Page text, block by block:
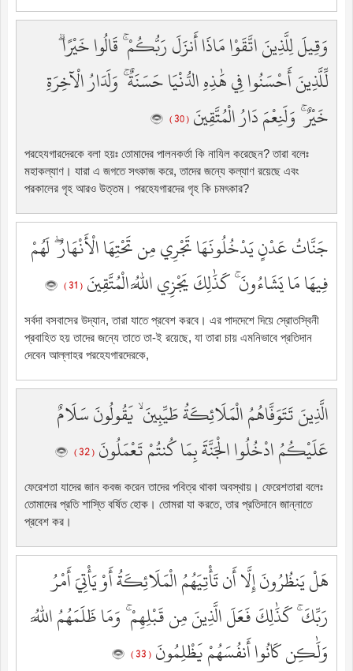
وَقِيلَ لِلَّذِينَ اتَّقَوْا مَاذَا أَنزَلَ رَبُّكُمْ ۚ قَالُوا خَيْرًا ۗ
لِّلَّذِينَ أَحْسَنُوا فِي هَٰذِهِ الدُّنْيَا حَسَنَةٌ ۚ وَلَدَارُ الْآخِرَةِ
خَيْرٌ ۚ وَلَنِعْمَ دَارُ الْمُتَّقِينَ ( 30 )
পরহেযগারদেরকে বলা হয়ঃ তোমাদের পালনকর্তা কি নাযিল করেছেন? তারা বলেঃ
মহাকল্যাণ। যারা এ জগতে সৎকাজ করে, তাদের জন্যে কল্যাণ রয়েছে এবং
পরকালের গৃহ আরও উত্তম। পরহেযগারদের গৃহ কি চমৎকার?
جَنَّاتُ عَدْنٍ يَدْخُلُونَهَا تَجْرِي مِن تَحْتِهَا الْأَنْهَارُ ۖ لَهُمْ
فِيهَا مَا يَشَاءُونَ ۚ كَذَٰلِكَ يَجْزِي اللَّهُ الْمُتَّقِينَ ( 31 )
সর্বদা বসবাসের উদ্যান, তারা যাতে প্রবেশ করবে। এর পাদদেশে দিয়ে স্রোতস্বিনী
প্রবাহিত হয় তাদের জন্যে তাতে তা-ই রয়েছে, যা তারা চায় এমনিভাবে প্রতিদান
দেবেন আল্লাহর পরহেযগারদেরকে,
الَّذِينَ تَتَوَفَّاهُمُ الْمَلَائِكَةُ طَيِّبِينَ ۙ يَقُولُونَ سَلَامٌ
عَلَيْكُمُ ادْخُلُوا الْجَنَّةَ بِمَا كُنتُمْ تَعْمَلُونَ ( 32 )
ফেরেশতা যাদের জান কবজ করেন তাদের পবিত্র থাকা অবস্থায়। ফেরেশতারা বলেঃ
তোমাদের প্রতি শাস্তি বর্ষিত হোক। তোমরা যা করতে, তার প্রতিদানে জান্নাতে
প্রবেশ কর।
هَلْ يَنظُرُونَ إِلَّا أَن تَأْتِيَهُمُ الْمَلَائِكَةُ أَوْ يَأْتِيَ أَمْرُ
رَبِّكَ ۚ كَذَٰلِكَ فَعَلَ الَّذِينَ مِن قَبْلِهِمْ ۚ وَمَا ظَلَمَهُمُ اللَّهُ
وَلَٰكِن كَانُوا أَنفُسَهُمْ يَظْلِمُونَ ( 33 )